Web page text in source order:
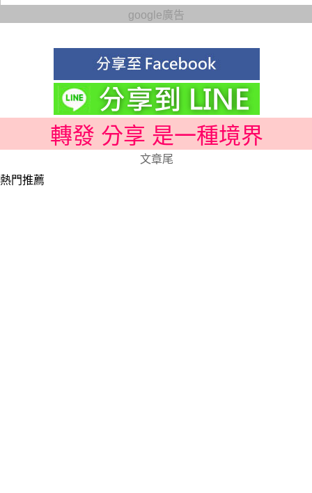
google廣告
轉發 分享 是一種境界
文章尾
熱門推薦